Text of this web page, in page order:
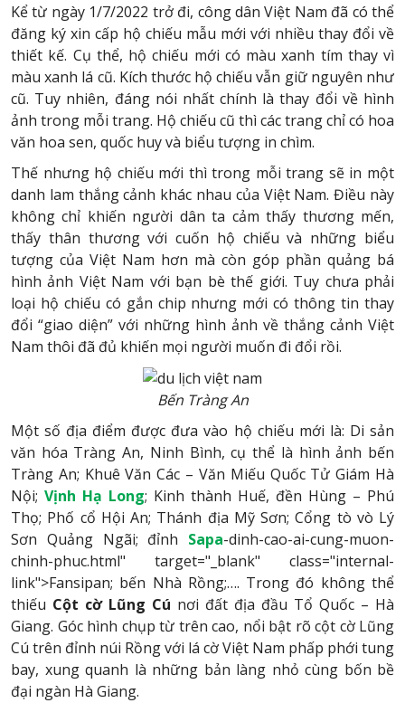
Kể từ ngày 1/7/2022 trở đi, công dân Việt Nam đã có thể
đăng ký xin cấp hộ chiếu mẫu mới với nhiều thay đổi về
thiết kế. Cụ thể, hộ chiếu mới có màu xanh tím thay vì
màu xanh lá cũ. Kích thước hộ chiếu vẫn giữ nguyên như
cũ. Tuy nhiên, đáng nói nhất chính là thay đổi về hình
ảnh trong mỗi trang. Hộ chiếu cũ thì các trang chỉ có hoa
văn hoa sen, quốc huy và biểu tượng in chìm.
Thế nhưng hộ chiếu mới thì trong mỗi trang sẽ in một
danh lam thắng cảnh khác nhau của Việt Nam. Điều này
không chỉ khiến người dân ta cảm thấy thương mến,
thấy thân thương với cuốn hộ chiếu và những biểu
tượng của Việt Nam hơn mà còn góp phần quảng bá
hình ảnh Việt Nam với bạn bè thế giới. Tuy chưa phải
loại hộ chiếu có gắn chip nhưng mới có thông tin thay
đổi “giao diện” với những hình ảnh về thắng cảnh Việt
Nam thôi đã đủ khiến mọi người muốn đi đổi rồi.
Bến Tràng An
Một số địa điểm được đưa vào hộ chiếu mới là: Di sản
văn hóa Tràng An, Ninh Bình, cụ thể là hình ảnh bến
Tràng An; Khuê Văn Các – Văn Miếu Quốc Tử Giám Hà
Nội; Vịnh Hạ Long; Kinh thành Huế, đền Hùng – Phú
Thọ; Phố cổ Hội An; Thánh địa Mỹ Sơn; Cổng tò vò Lý
Sơn Quảng Ngãi; đỉnh Sapa-dinh-cao-ai-cung-muon-
chinh-phuc.html" target="_blank" class="internal-
link">Fansipan; bến Nhà Rồng;…. Trong đó không thể
thiếu Cột cờ Lũng Cú nơi đất địa đầu Tổ Quốc – Hà
Giang. Góc hình chụp từ trên cao, nổi bật rõ cột cờ Lũng
Cú trên đỉnh núi Rồng với lá cờ Việt Nam phấp phới tung
bay, xung quanh là những bản làng nhỏ cùng bốn bề
đại ngàn Hà Giang.